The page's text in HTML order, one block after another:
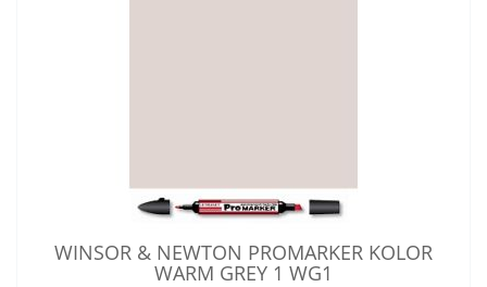
WINSOR & NEWTON PROMARKER KOLOR
WARM GREY 1 WG1